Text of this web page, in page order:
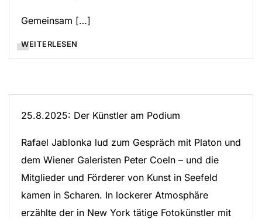
Gemeinsam […]
WEITERLESEN
25.8.2025: Der Künstler am Podium
Rafael Jablonka lud zum Gespräch mit Platon und
dem Wiener Galeristen Peter Coeln – und die
Mitglieder und Förderer von Kunst in Seefeld
kamen in Scharen. In lockerer Atmosphäre
erzählte der in New York tätige Fotokünstler mit